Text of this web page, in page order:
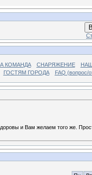
КОМАНДА СНАРЯЖЕНИЕ
ГОСТЯМ ГОРОДА FAQ (вопрос/
и Вам желаем того же.